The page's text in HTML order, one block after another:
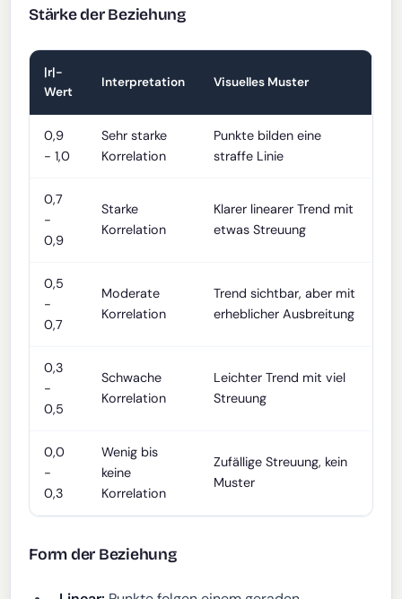
Stärke der Beziehung
|r|-
Wert
Interpretation Visuelles Muster
0,9
- 1,0
Sehr starke
Korrelation
Punkte bilden eine
straffe Linie
0,7
-
0,9
Starke
Korrelation
Klarer linearer Trend mit
etwas Streuung
0,5
-
0,7
Moderate
Korrelation
Trend sichtbar, aber mit
erheblicher Ausbreitung
0,3
-
0,5
Schwache
Korrelation
Leichter Trend mit viel
Streuung
0,0
-
0,3
Wenig bis
keine
Korrelation
Zufällige Streuung, kein
Muster
Form der Beziehung